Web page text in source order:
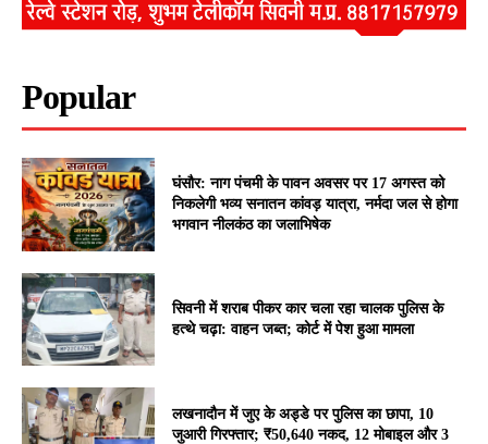
Popular
घंसौर: नाग पंचमी के पावन अवसर पर 17 अगस्त को
निकलेगी भव्य सनातन कांवड़ यात्रा, नर्मदा जल से होगा
भगवान नीलकंठ का जलाभिषेक
सिवनी में शराब पीकर कार चला रहा चालक पुलिस के
हत्थे चढ़ा: वाहन जब्त; कोर्ट में पेश हुआ मामला
लखनादौन में जुए के अड्डे पर पुलिस का छापा, 10
जुआरी गिरफ्तार; ₹50,640 नकद, 12 मोबाइल और 3